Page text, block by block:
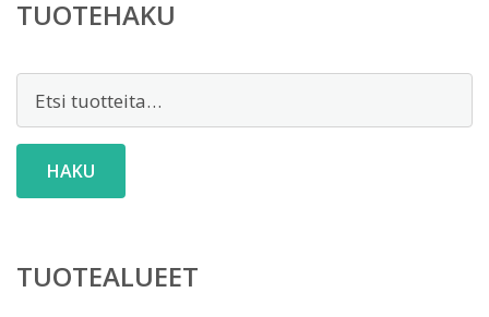
TUOTEHAKU
HAKU
TUOTEALUEET